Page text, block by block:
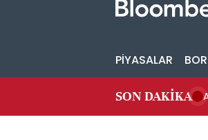
PİYASALAR
SON DAKİKA